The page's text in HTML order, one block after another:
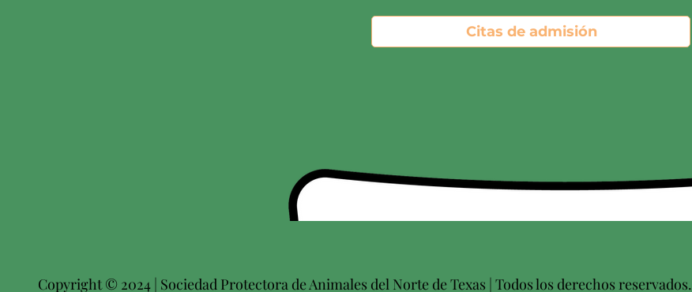
Citas de admisión
Copyright © 2024 | Sociedad Protectora de Animales del Norte de Texas | Todos los derechos reservados.